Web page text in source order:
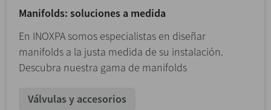
Manifolds: soluciones a medida
En INOXPA somos especialistas en diseñar
manifolds a la justa medida de su instalación.
Descubra nuestra gama de manifolds
Válvulas y accesorios